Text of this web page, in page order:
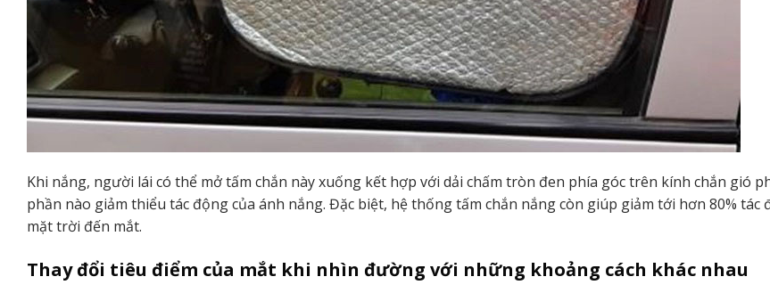
Khi nắng, người lái có thể mở tấm chắn này xuống kết hợp với dải chấm tròn đen phía góc trên kính chắn gió
phần nào giảm thiểu tác động của ánh nắng. Đặc biệt, hệ thống tấm chắn nắng còn giúp giảm tới hơn 80% tác
mặt trời đến mắt.
Thay đổi tiêu điểm của mắt khi nhìn đường với những khoảng cách khác nhau